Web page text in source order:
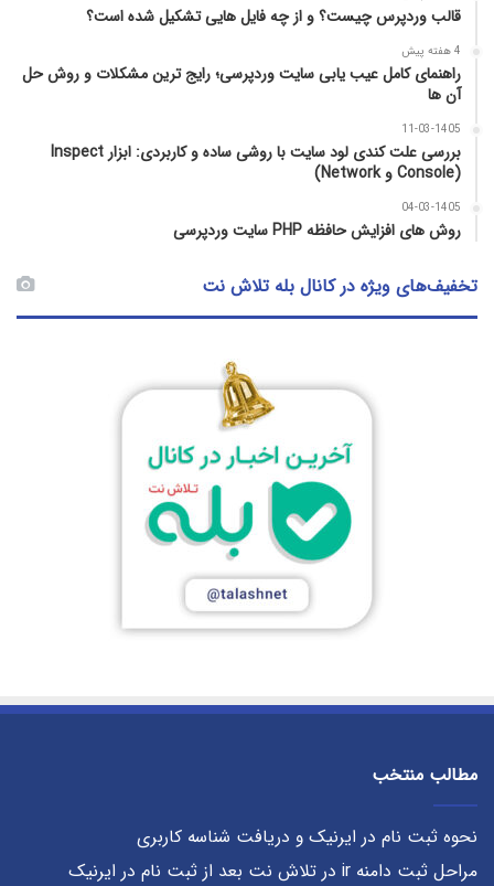
قالب وردپرس چیست؟ و از چه فایل­ هایی تشکیل شده است؟
4 هفته پیش
راهنمای کامل عیب‌ یابی سایت وردپرسی؛ رایج‌ ترین مشکلات و روش حل
آن‌ ها
11-03-1405
بررسی علت کندی لود سایت با روشی ساده و کاربردی: ابزار Inspect
(Console و Network)
04-03-1405
روش‌ های افزایش حافظه PHP سایت وردپرسی
تخفیف‌های ویژه در کانال بله تلاش نت
مطالب منتخب
نحوه ثبت نام در ایرنیک و دریافت شناسه کاربری
مراحل ثبت دامنه ir در تلاش نت بعد از ثبت نام در ایرنیک